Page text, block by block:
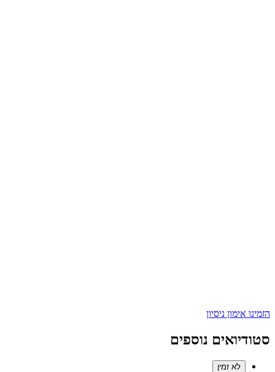
הזמינו אימון ניסיון
סטודיואים נוספים
לא זמין